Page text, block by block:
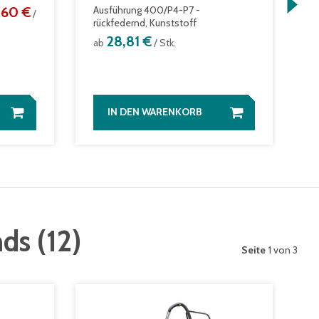
€/
Ausführung 400/P4-P7 -
rückfedernd, Kunststoff
ab 28,81 €/ Stk.
IN DEN WARENKORB
(12) Seite 1 von 3